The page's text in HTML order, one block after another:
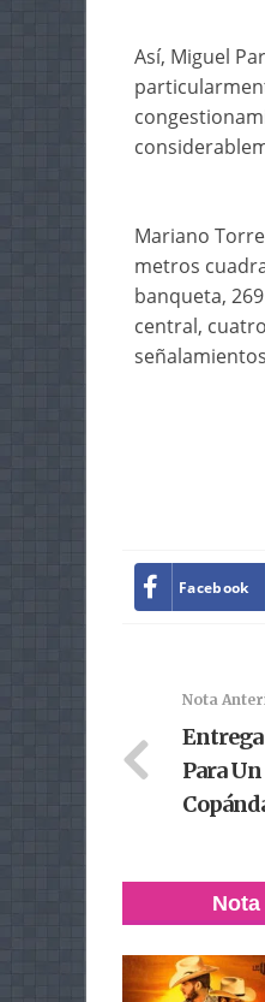
Así, Miguel
Mariano
metros
banqueta,
central,
Facebook
Nota
Para